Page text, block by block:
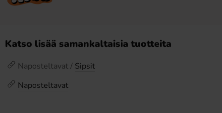
Katso lisää samankaltaisia tuotteita
Naposteltavat / Sipsit
Naposteltavat